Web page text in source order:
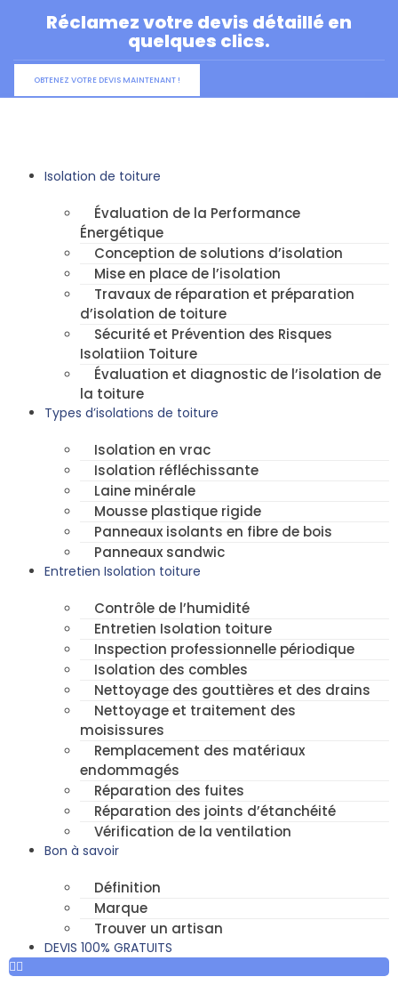
Réclamez votre devis détaillé en
quelques clics.
OBTENEZ VOTRE DEVIS MAINTENANT !
Isolation de toiture
Évaluation de la Performance
Énergétique
Conception de solutions d’isolation
Mise en place de l’isolation
Travaux de réparation et préparation
d’isolation de toiture
Sécurité et Prévention des Risques
Isolatiion Toiture
Évaluation et diagnostic de l’isolation de
la toiture
Types d’isolations de toiture
Isolation en vrac
Isolation réfléchissante
Laine minérale
Mousse plastique rigide
Panneaux isolants en fibre de bois
Panneaux sandwic
Entretien Isolation toiture
Contrôle de l’humidité
Entretien Isolation toiture
Inspection professionnelle périodique
Isolation des combles
Nettoyage des gouttières et des drains
Nettoyage et traitement des
moisissures
Remplacement des matériaux
endommagés
Réparation des fuites
Réparation des joints d’étanchéité
Vérification de la ventilation
Bon à savoir
Définition
Marque
Trouver un artisan
DEVIS 100% GRATUITS